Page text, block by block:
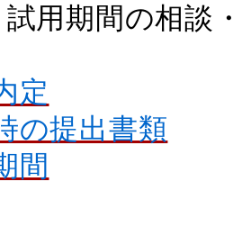
用期間の相談
定
の提出書類
間